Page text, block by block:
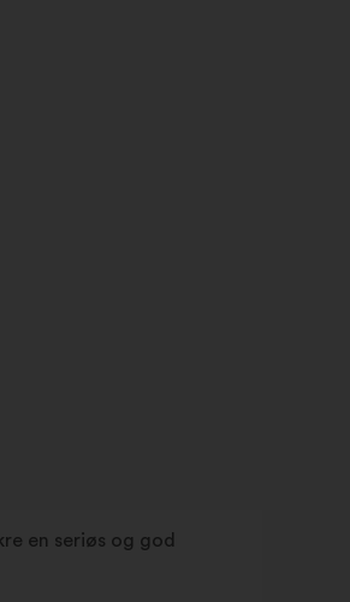
en seriøs og god